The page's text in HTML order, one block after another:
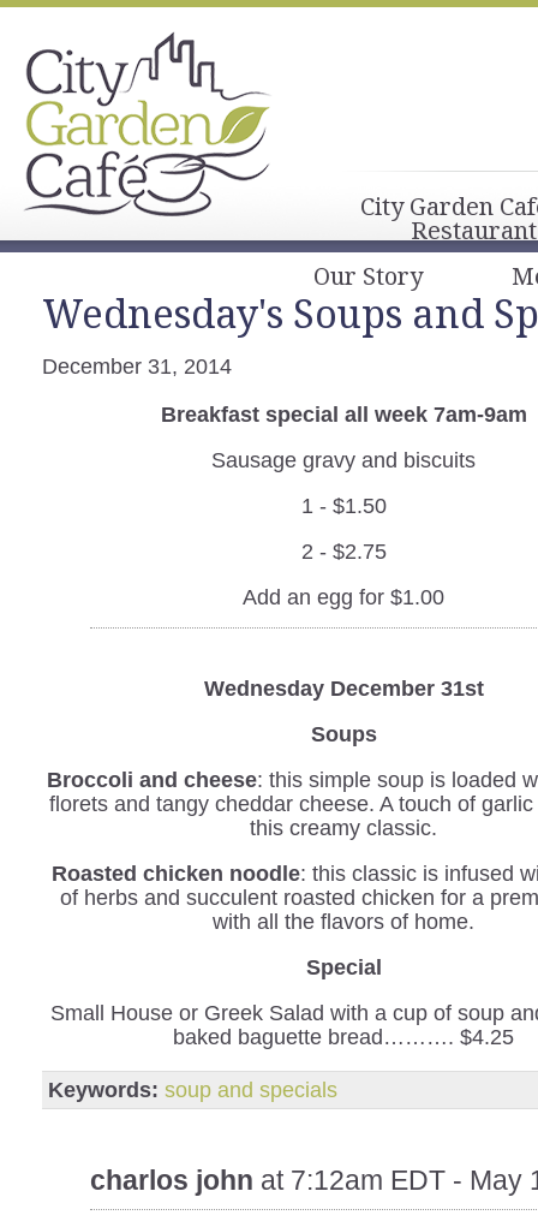
City Garden
Our Story
Wednesday's Soups and
December 31, 2014
Breakfast special all week 7am-9am
Sausage gravy and biscuits
1 - $1.50
2 - $2.75
Add an egg for $1.00
Wednesday December 31st
Soups
Broccoli and cheese: this simple soup is loaded
florets and tangy cheddar cheese. A touch of
this creamy classic.
Roasted chicken noodle: this classic is infused
of herbs and succulent roasted chicken for a
with all the flavors of home.
Special
Small House or Greek Salad with a cup of soup
baked baguette bread………. $4.25
Keywords: soup and specials
charlos john at 7:12am EDT - May